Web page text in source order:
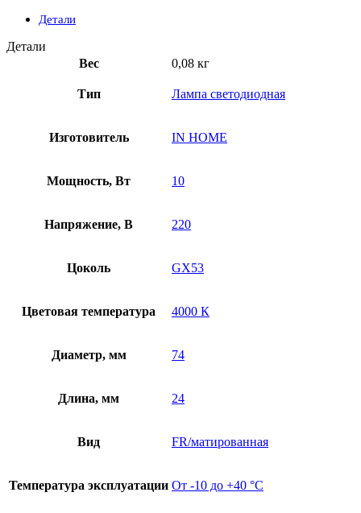
Детали
Детали
Вес
0,08 кг
Тип Лампа светодиодная
Изготовитель IN HOME
Мощность, Вт 10
Напряжение, В 220
Цоколь GX53
Цветовая температура 4000 К
Диаметр, мм 74
Длина, мм 24
Вид FR/матированная
Температура эксплуатации От -10 до +40 °С